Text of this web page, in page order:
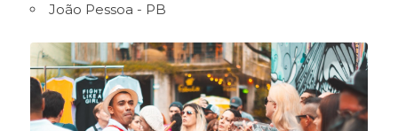
João Pessoa - PB